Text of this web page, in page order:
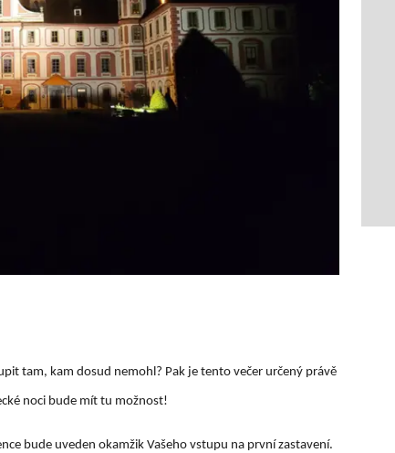
tam, kam dosud nemohl? Pak je tento večer určený právě
noci bude mít tu možnost!
bude uveden okamžik Vašeho vstupu na první zastavení.